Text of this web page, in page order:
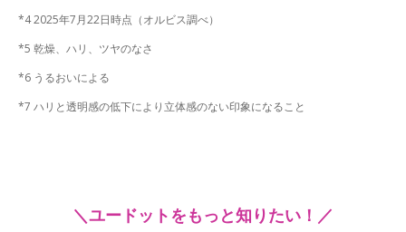
*4 2025年7月22日時点（オルビス調べ）
*5 乾燥、ハリ、ツヤのなさ
*6 うるおいによる
*7 ハリと透明感の低下により立体感のない印象になること
＼ユードットをもっと知りたい！／